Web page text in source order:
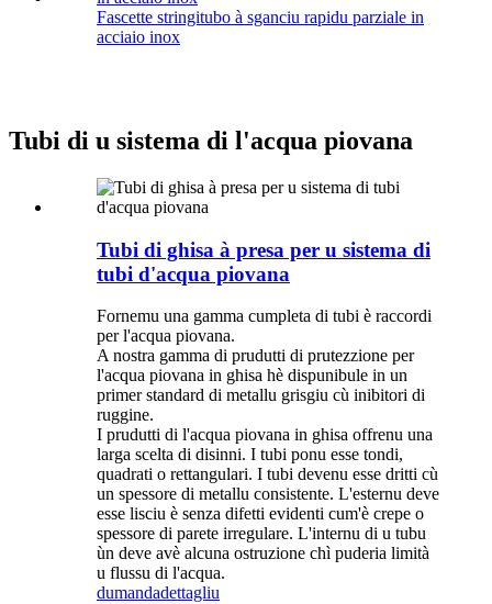
Fascette stringitubo à sganciu rapidu parziale in
acciaio inox
Tubi di u sistema di l'acqua piovana
Tubi di ghisa à presa per u sistema di
tubi d'acqua piovana
Fornemu una gamma cumpleta di tubi è raccordi
per l'acqua piovana.
A nostra gamma di prudutti di prutezzione per
l'acqua piovana in ghisa hè dispunibule in un
primer standard di metallu grisgiu cù inibitori di
ruggine.
I prudutti di l'acqua piovana in ghisa offrenu una
larga scelta di disinni. I tubi ponu esse tondi,
quadrati o rettangulari. I tubi devenu esse dritti cù
un spessore di metallu consistente. L'esternu deve
esse lisciu è senza difetti evidenti cum'è crepe o
spessore di parete irregulare. L'internu di u tubu
ùn deve avè alcuna ostruzione chì puderia limità
u flussu di l'acqua.
dumandadettagliu